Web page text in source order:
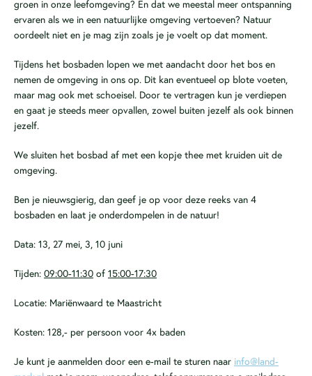
groen in onze leefomgeving? En dat we meestal meer ontspanning
ervaren als we in een natuurlijke omgeving vertoeven? Natuur
oordeelt niet en je mag zijn zoals je je voelt op dat moment.
Tijdens het bosbaden lopen we met aandacht door het bos en
nemen de omgeving in ons op. Dit kan eventueel op blote voeten,
maar mag ook met schoeisel. Door te vertragen kun je verdiepen
en gaat je steeds meer opvallen, zowel buiten jezelf als ook binnen
jezelf.
We sluiten het bosbad af met een kopje thee met kruiden uit de
omgeving.
Ben je nieuwsgierig, dan geef je op voor deze reeks van 4
bosbaden en laat je onderdompelen in de natuur!
Data: 13, 27 mei, 3, 10 juni
Tijden: 09:00-11:30 of 15:00-17:30
Locatie: Mariënwaard te Maastricht
Kosten: 128,- per persoon voor 4x baden
Je kunt je aanmelden door een e-mail te sturen naar info@land-